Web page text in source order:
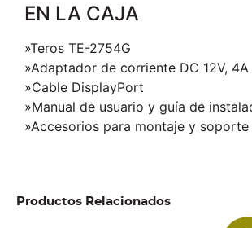
EN LA CAJA
»Teros TE-2754G
»Adaptador de corriente DC 12V, 4A
»Cable DisplayPort
»Manual de usuario y guía de
»Accesorios para montaje y soporte
Productos Relacionados